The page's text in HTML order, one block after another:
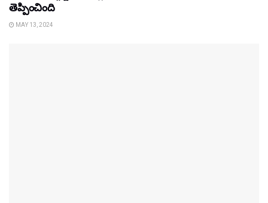
తెప్పించింది
MAY 13, 2024